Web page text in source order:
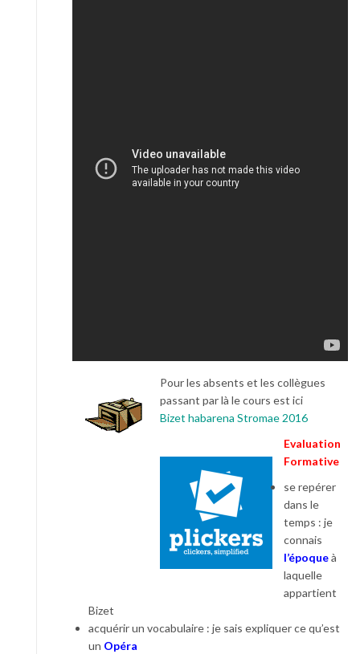
Pour les absents et les collègues
passant par là le cours est ici
Bizet habarena Stromae 2016
Evaluation
Formative
se repérer
dans le
temps : je
connais
l’époqueà
laquelle
appartient
Bizet
acquérir un vocabulaire : je sais expliquer ce qu’est
un Opéra